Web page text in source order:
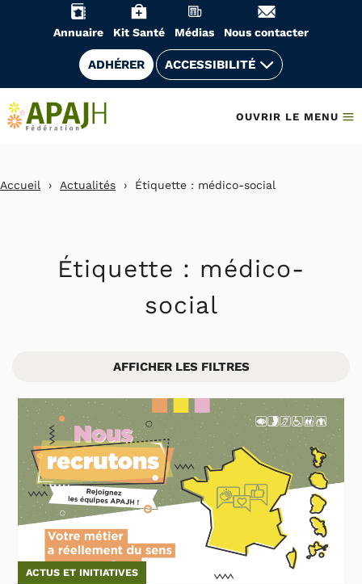
Annuaire Kit Santé Médias Nous contacter
ADHÉRER ACCESSIBILITÉ
OUVRIR LE MENU
Accueil › Actualités › Étiquette : médico-social
Étiquette : médico-
social
AFFICHER LES FILTRES
ACTUS ET INITIATIVES